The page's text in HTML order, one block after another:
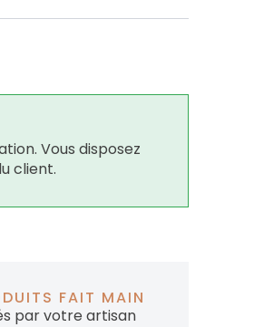
Vous disposez
client.
FAIT MAIN
par votre artisan